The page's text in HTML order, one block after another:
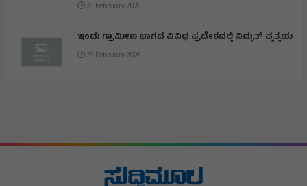
26 February 2026
ಇಂದು ಗ್ರಾಮೀಣ ಭಾಗದ ವಿವಿಧ ಪ್ರದೇಶದಲ್ಲಿ ವಿದ್ಯುತ್ ವ್ಯತ್ಯಯ
26 February 2026